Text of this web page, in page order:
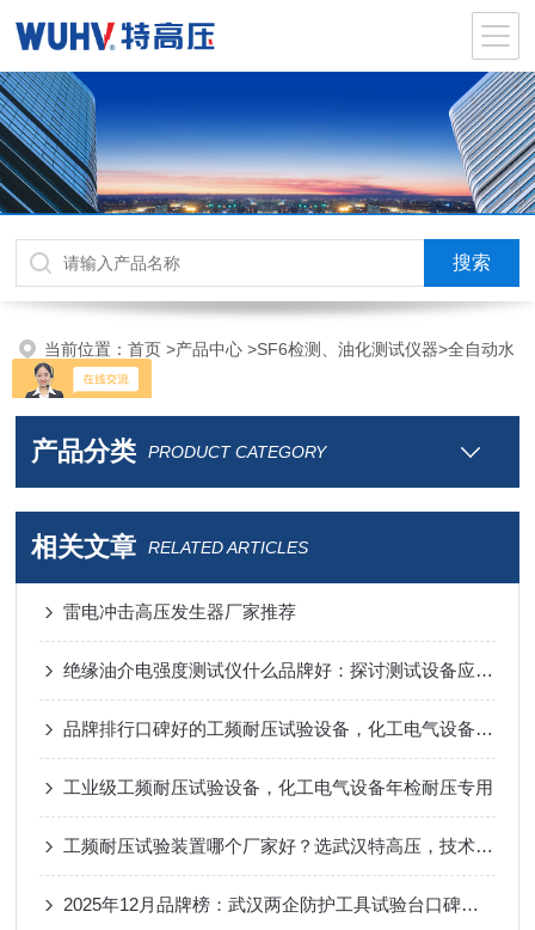
当前位置：首页>产品中心>SF6检测、油化测试仪器>全自动水
溶性酸测试仪
产品分类 PRODUCT CATEGORY
相关文章 RELATED ARTICLES
雷电冲击高压发生器厂家推荐
绝缘油介电强度测试仪什么品牌好：探讨测试设备应具何种“火眼金睛”
品牌排行口碑好的工频耐压试验设备，化工电气设备绝缘检测方案
工业级工频耐压试验设备，化工电气设备年检耐压专用
工频耐压试验装置哪个厂家好？选武汉特高压，技术品质服务三位一体
2025年12月品牌榜：武汉两企防护工具试验台口碑优选